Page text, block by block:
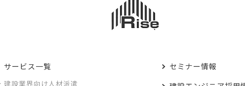
サービス一覧
建設業界向け人材派遣
セミナー情報